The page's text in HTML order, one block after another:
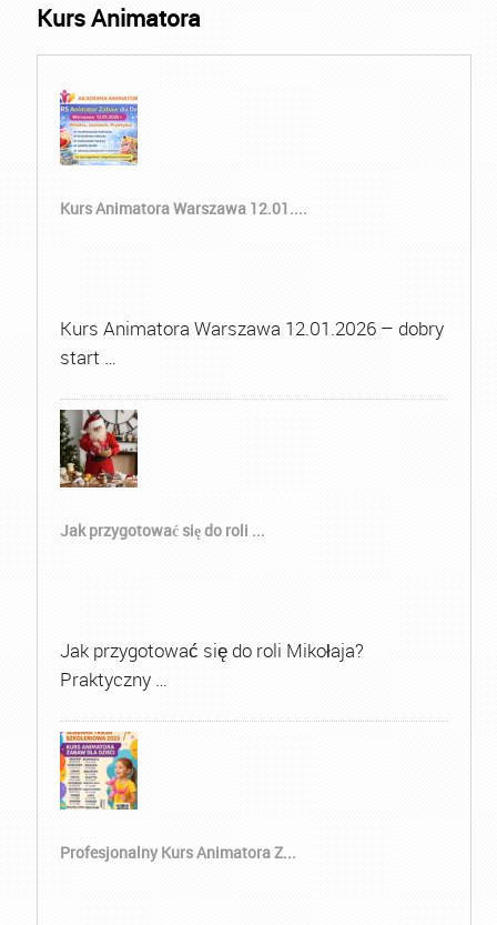
Kurs Animatora
Kurs Animatora Warszawa 12.01....
Kurs Animatora Warszawa 12.01.2026 – dobry
start …
Jak przygotować się do roli ...
Jak przygotować się do roli Mikołaja?
Praktyczny …
Profesjonalny Kurs Animatora Z...